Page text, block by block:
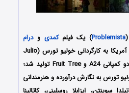
(
Problemista) یک فیلمکمدی ودرام
محصول سال 2023 کشور آمریکا به کارگردانی خولیو تورس (Julio
Torres) است که توسط دو کمپانی‌ A24 و Fruit Tree تولید شد؛
تورس به نگارش درآورده و هنرمندانی
سوینتن، ایزابلا روسلینی، کاتالینا